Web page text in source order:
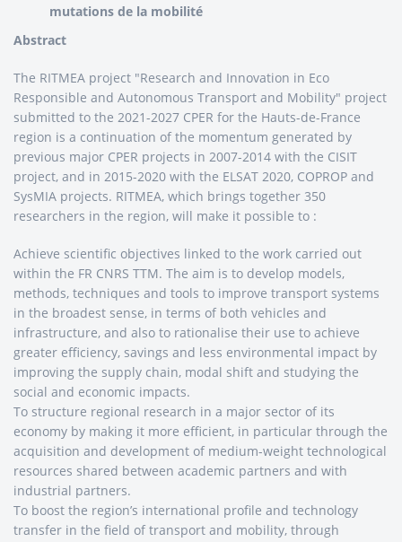
mutations de la mobilité
Abstract
The RITMEA project "Research and Innovation in Eco
Responsible and Autonomous Transport and Mobility" project
submitted to the 2021-2027 CPER for the Hauts-de-France
region is a continuation of the momentum generated by
previous major CPER projects in 2007-2014 with the CISIT
project, and in 2015-2020 with the ELSAT 2020, COPROP and
SysMIA projects. RITMEA, which brings together 350
researchers in the region, will make it possible to :
Achieve scientific objectives linked to the work carried out
within the FR CNRS TTM. The aim is to develop models,
methods, techniques and tools to improve transport systems
in the broadest sense, in terms of both vehicles and
infrastructure, and also to rationalise their use to achieve
greater efficiency, savings and less environmental impact by
improving the supply chain, modal shift and studying the
social and economic impacts.
To structure regional research in a major sector of its
economy by making it more efficient, in particular through the
acquisition and development of medium-weight technological
resources shared between academic partners and with
industrial partners.
To boost the region’s international profile and technology
transfer in the field of transport and mobility, through